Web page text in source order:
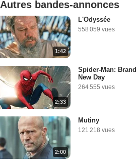
Autres bandes-annonces
1:42
L'Odyssée
558 059 vues
2:33
Spider-Man: Brand
New Day
264 555 vues
2:00
Mutiny
121 218 vues